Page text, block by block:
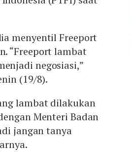
menyentil Freeport
“Freeport lambat
negosiasi,”
(19/8).
lambat dilakukan
Menteri Badan
jangan tanya